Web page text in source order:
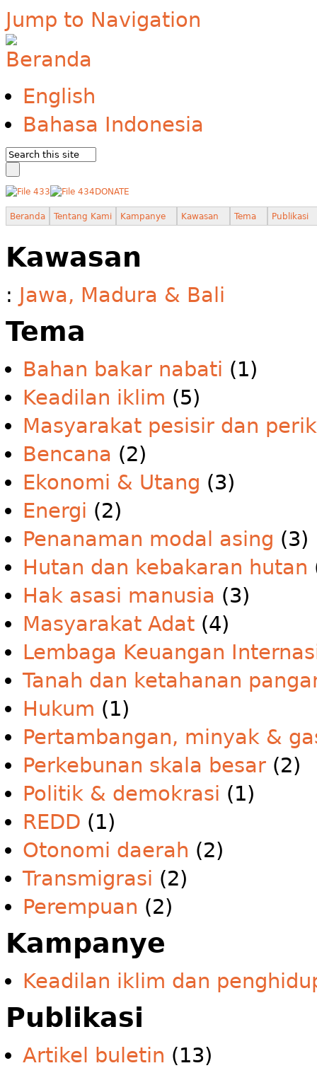
Jump to Navigation
English
Bahasa Indonesia
DONATE
Beranda Tentang Kami Kampanye Kawasan Tema Publikasi
Kawasan
: Jawa, Madura & Bali
Tema
Bahan bakar nabati (1)
Keadilan iklim (5)
Masyarakat pesisir dan
Bencana (2)
Ekonomi & Utang (3)
Energi (2)
Penanaman modal asing (3)
Hutan dan kebakaran hutan
Hak asasi manusia (3)
Masyarakat Adat (4)
Lembaga Keuangan
Tanah dan ketahanan
Hukum (1)
Pertambangan, minyak &
Perkebunan skala besar (2)
Politik & demokrasi (1)
REDD (1)
Otonomi daerah (2)
Transmigrasi (2)
Perempuan (2)
Kampanye
Keadilan iklim dan
Publikasi
Artikel buletin (13)